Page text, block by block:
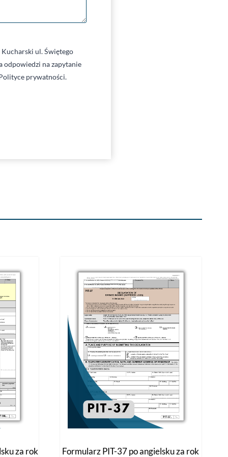
ul. Świętego
odpowiedzi na zapytanie
prywatności.
za rok Formularz PIT-37 po angielsku za rok